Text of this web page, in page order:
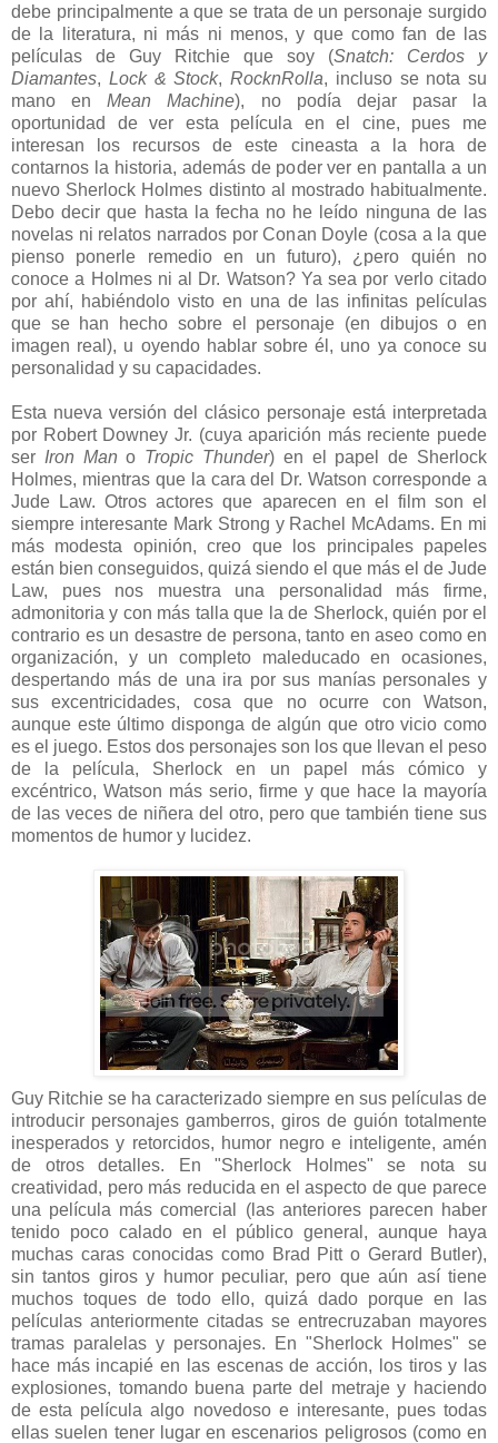
debe principalmente a que se trata de un personaje surgido
de la literatura, ni más ni menos, y que como fan de las
películas de Guy Ritchie que soy (Snatch: Cerdos y
Diamantes, Lock & Stock, RocknRolla, incluso se nota su
mano enMean Machine), no podía dejar pasar la
oportunidad de ver esta película en el cine, pues me
interesan los recursos de este cineasta a la hora de
contarnos la historia, además de poder ver en pantalla a un
nuevo Sherlock Holmes distinto al mostrado habitualmente.
Debo decir que hasta la fecha no he leído ninguna de las
novelas ni relatos narrados por Conan Doyle (cosa a la que
pienso ponerle remedio en un futuro), ¿pero quién no
conoce a Holmes ni al Dr. Watson? Ya sea por verlo citado
por ahí, habiéndolo visto en una de las infinitas películas
que se han hecho sobre el personaje (en dibujos o en
imagen real), u oyendo hablar sobre él, uno ya conoce su
personalidad y su capacidades.
Esta nueva versión del clásico personaje está interpretada
por Robert Downey Jr. (cuya aparición más reciente puede
ser Iron Man o Tropic Thunder) en el papel de Sherlock
Holmes, mientras que la cara del Dr. Watson corresponde a
Jude Law. Otros actores que aparecen en el film son el
siempre interesante Mark Strong y Rachel McAdams. En mi
más modesta opinión, creo que los principales papeles
están bien conseguidos, quizá siendo el que más el de Jude
Law, pues nos muestra una personalidad más firme,
admonitoria y con más talla que la de Sherlock, quién por el
contrario es un desastre de persona, tanto en aseo como en
organización, y un completo maleducado en ocasiones,
despertando más de una ira por sus manías personales y
sus excentricidades, cosa que no ocurre con Watson,
aunque este último disponga de algún que otro vicio como
es el juego. Estos dos personajes son los que llevan el peso
de la película, Sherlock en un papel más cómico y
excéntrico, Watson más serio, firme y que hace la mayoría
de las veces de niñera del otro, pero que también tiene sus
momentos de humor y lucidez.
Guy Ritchie se ha caracterizado siempre en sus películas de
introducir personajes gamberros, giros de guión totalmente
inesperados y retorcidos, humor negro e inteligente, amén
de otros detalles. En "Sherlock Holmes" se nota su
creatividad, pero más reducida en el aspecto de que parece
una película más comercial (las anteriores parecen haber
tenido poco calado en el público general, aunque haya
muchas caras conocidas como Brad Pitt o Gerard Butler),
sin tantos giros y humor peculiar, pero que aún así tiene
muchos toques de todo ello, quizá dado porque en las
películas anteriormente citadas se entrecruzaban mayores
tramas paralelas y personajes. En "Sherlock Holmes" se
hace más incapié en las escenas de acción, los tiros y las
explosiones, tomando buena parte del metraje y haciendo
de esta película algo novedoso e interesante, pues todas
ellas suelen tener lugar en escenarios peligrosos (como en